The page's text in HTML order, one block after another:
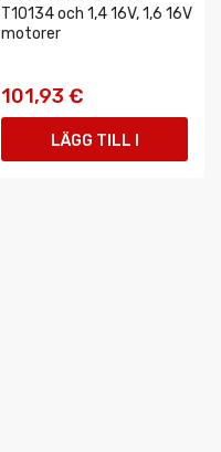
T10134 och 1,4 16V, 1,6 16V
motorer
101,93 €
LÄGG TILL I